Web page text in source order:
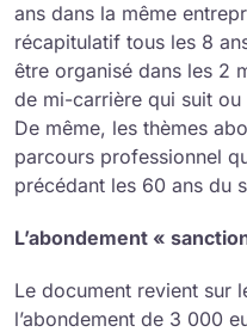
ans dans la même
récapitulatif tous les 8
être organisé dans les 2
de mi-carrière qui suit
De même, les thèmes
parcours professionnel
précédant les 60 ans du
L’abondement «
Le document revient sur
l’abondement de 3 000